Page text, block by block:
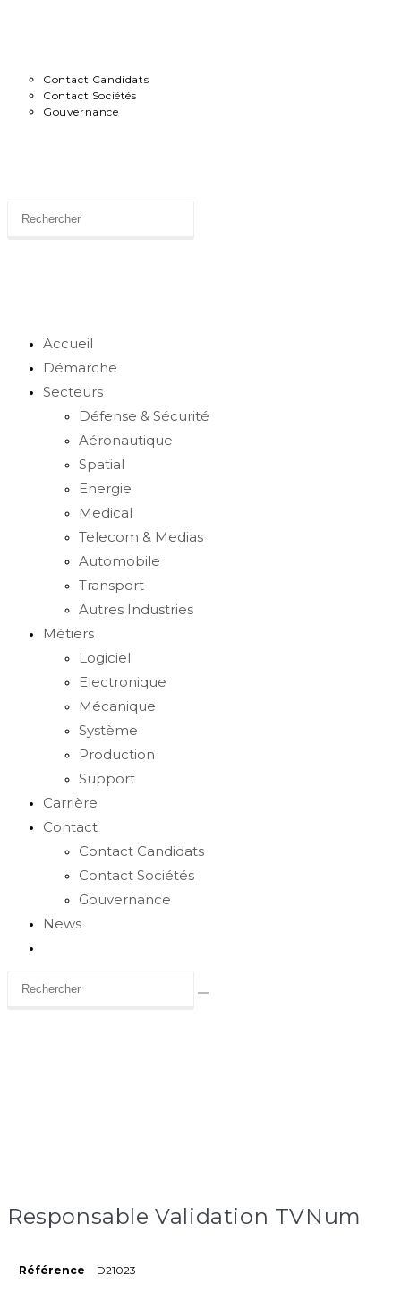
Contact Candidats
Contact Sociétés
Gouvernance
search
Accueil
Démarche
Secteurs
Défense & Sécurité
Aéronautique
Spatial
Energie
Medical
Telecom & Medias
Automobile
Transport
Autres Industries
Métiers
Logiciel
Electronique
Mécanique
Système
Production
Support
Carrière
Contact
Contact Candidats
Contact Sociétés
Gouvernance
News
search
Responsable Validation TVNum
Référence D21023